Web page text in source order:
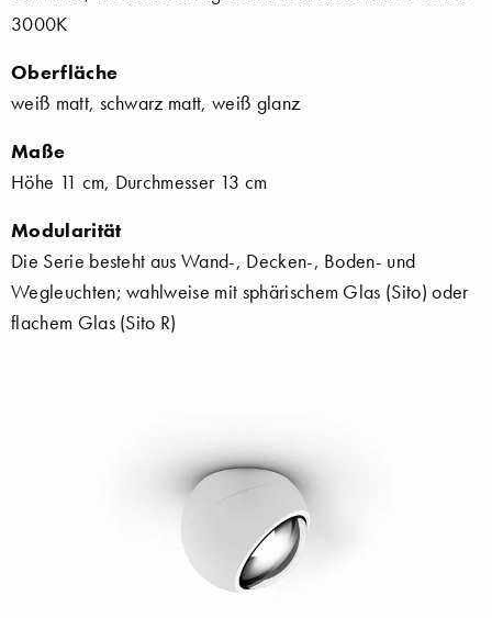
3000K
Oberfläche
weiß matt, schwarz matt, weiß glanz
Maße
Höhe 11 cm, Durchmesser 13 cm
Modularität
Die Serie besteht aus Wand-, Decken-, Boden- und
Wegleuchten; wahlweise mit sphärischem Glas (Sito) oder
flachem Glas (Sito R)